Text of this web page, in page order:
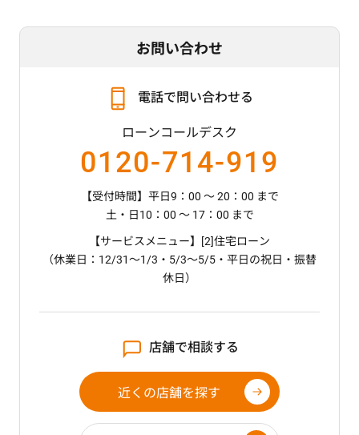
え、口座登録いただけるお客さま
土地・建物に対して、保証会社が第一順位の抵
当権を設定いたします。
ただし、土地・建物に持分のあるお客さま、収入
合算をされるお客さまには連帯保証人となっていた
だきます。また、保証会社が条件とした場合も連帯
西日本信用保証（株）または九州総合信用
（株）
お問い合わせ
電話で問い合わせる
ローンコールデスク
0120-714-919
【受付時間】平日9：00 ～ 20：00 まで
土・日10：00 ～ 17：00 まで
【サービスメニュー】[2]住宅ローン
（休業日：12/31～1/3・5/3～5/5・平日の祝日・振替
休日）
店舗で相談する
近くの店舗を探す